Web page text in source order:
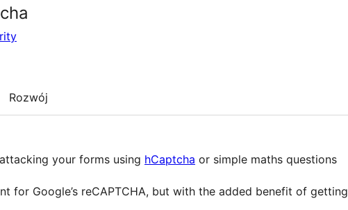
Rozwój
your forms using hCaptcha or simple maths questions
for Google’s reCAPTCHA, but with the added benefit of getting